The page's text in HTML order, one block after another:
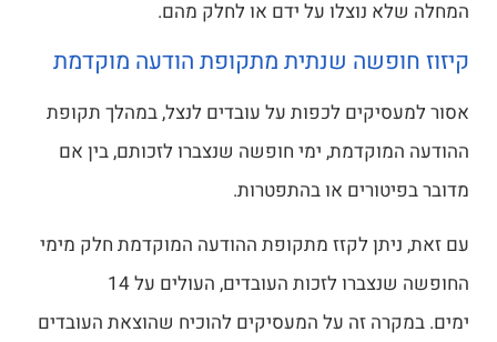
המחלה שלא נוצלו על ידם או לחלק מהם.
קיזוז חופשה שנתית מתקופת הודעה מוקדמת
אסור למעסיקים לכפות על עובדים לנצל, במהלך תקופת
ההודעה המוקדמת, ימי חופשה שנצברו לזכותם, בין אם
מדובר בפיטורים או בהתפטרות.
עם זאת, ניתן לקזז מתקופת ההודעה המוקדמת חלק מימי
החופשה שנצברו לזכות העובדים, העולים על 14
ימים. במקרה זה על המעסיקים להוכיח שהוצאת העובדים